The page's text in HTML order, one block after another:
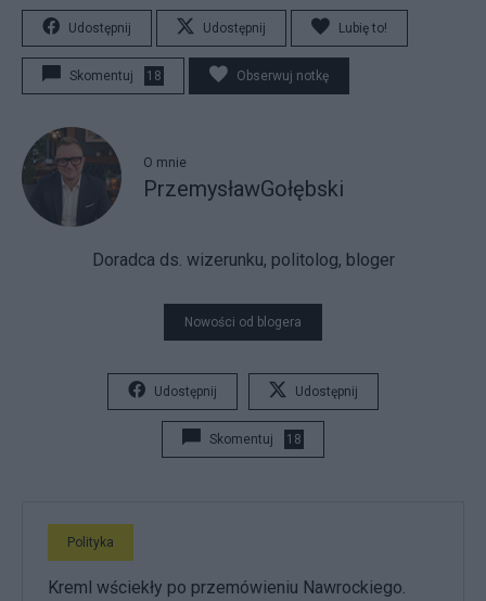
Udostępnij Udostępnij Lubię to!
Skomentuj 18 Obserwuj notkę
O mnie
PrzemysławGołębski
Doradca ds. wizerunku, politolog, bloger
Nowości od blogera
Udostępnij Udostępnij
Skomentuj 18
Polityka
Kreml wściekły po przemówieniu Nawrockiego.